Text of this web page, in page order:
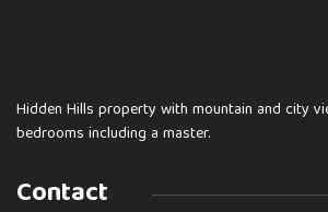
Hidden Hills property with mountain and city
bedrooms including a master.
Contact